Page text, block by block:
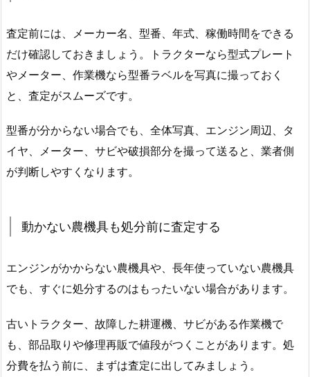
査定前には、メーカー名、型番、年式、稼働時間をできる
だけ確認しておきましょう。トラクターなら型式プレート
やメーター、作業機なら型番ラベルを写真に撮っておく
と、査定がスムーズです。
型番が分からない場合でも、全体写真、エンジン周辺、タ
イヤ、メーター、サビや破損部分を撮って送ると、業者側
が判断しやすくなります。
動かない農機具も処分前に査定する
エンジンがかからない農機具や、長年使っていない農機具
でも、すぐに処分するのはもったいない場合があります。
古いトラクター、故障した耕運機、サビがある作業機で
も、部品取りや修理再販で値段がつくことがあります。処
分費を払う前に、まずは査定に出してみましょう。